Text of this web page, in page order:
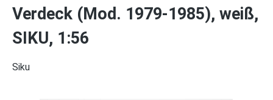
Verdeck (Mod. 1979-1985), weiß,
SIKU, 1:56
Siku